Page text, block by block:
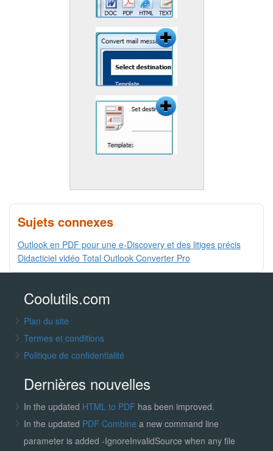
Sujets connexes
Outlook en PDF pour une e-Discovery et des litiges précis
Didacticiel vidéo Total Outlook Converter Pro
Coolutils.com
Plan du site
Termes et conditions
Politique de confidentialité
Dernières nouvelles
In the updated HTML to PDF has been improved.
In the updated PDF Combine a new command line
parameter is added -IgnoreInvalidSource when any file